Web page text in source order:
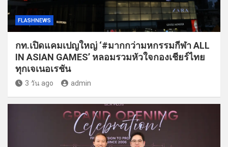
FLASHNEWS
กท.เปิดแคมเปญใหญ่ ‘#มากกว่ามหกรรมกีฬา ALL
IN ASIAN GAMES’ หลอมรวมหัวใจกองเชียร์ไทย
ทุกเจเนอเรชัน
3 วัน ago admin